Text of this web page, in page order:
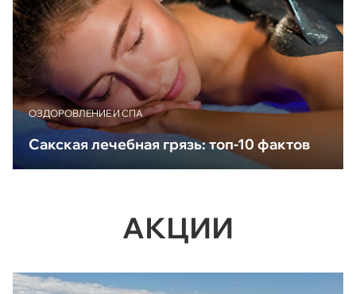
ОЗДОРОВЛЕНИЕ И СПА
Сакская лечебная грязь: топ-10 фактов
АКЦИИ